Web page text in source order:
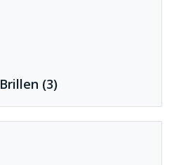
Brillen (3)